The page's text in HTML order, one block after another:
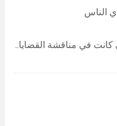
الناس
كانت في مناقشة القضايا..